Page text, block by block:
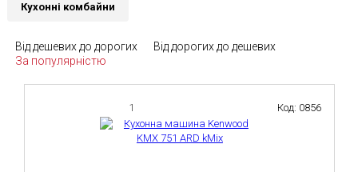
Кухонні комбайни
Від дешевих до дорогих
Від дорогих до дешевих
За популярністю
1 Код: 0856